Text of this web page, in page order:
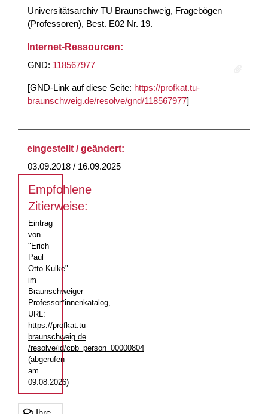
Universitätsarchiv TU Braunschweig, Fragebögen
(Professoren), Best. E02 Nr. 19.
Internet-Ressourcen:
GND: 118567977
[GND-Link auf diese Seite: https://profkat.tu-
braunschweig.de/resolve/gnd/118567977]
eingestellt / geändert:
03.09.2018 / 16.09.2025
Empfohlene
Zitierweise:
Eintrag
von
"Erich
Paul
Otto Kulke"
im
Braunschweiger
Professor*innenkatalog,
URL:
https://profkat.tu-
braunschweig.de
/resolve/id/cpb_person_00000804
(abgerufen
am
09.08.2026)